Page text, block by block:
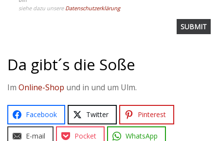
siehe dazu unsere Datenschutzerklärung
Da gibt´s die Soße
Im Online-Shop und in und um Ulm.
Facebook Twitter Pinterest
E-mail Pocket WhatsApp